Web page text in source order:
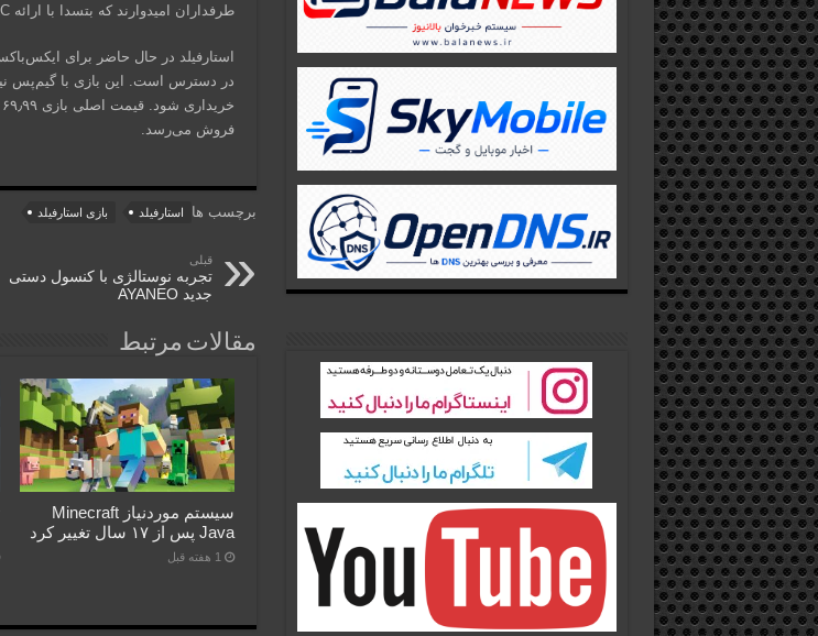
طرفداران امیدوارند که بتسدا با ارائه DLC قوی و آپدیت‌های منظم، استارفیلد را احیا کند.
فروش می‌رسد.
برچسب ها استارفیلد بازی استارفیلد
قبلی
تجربه نوستالژی با کنسول دستی
جدید AYANEO
مقالات مرتبط
سیستم موردنیاز Minecraft
Java پس از ۱۷ سال تغییر کرد
1 هفته قبل